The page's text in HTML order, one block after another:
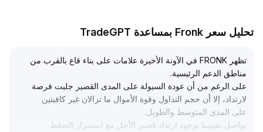
تحليل سعر Fronk بمساعدة TradeGPT
تظهر FRONK في الآونة الأخيرة علامات على بناء قاع بالقرب من
مناطق الدعم الرئيسية.
على الرغم من أن عودة السيولة على المدى القصير جلبت فرصة
لارتداد، إلا أن حجم التداول وقوة الأموال ما تزالان غير كافيتين
على المدى المتوسط والطويل.
نواصل تقييمنا بوجود ارتداد قصير الأجل مع استمرار الضغط